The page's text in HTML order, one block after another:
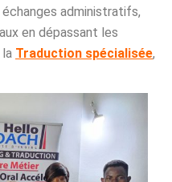
administratifs,
en dépassant les
Traduction spécialisée,